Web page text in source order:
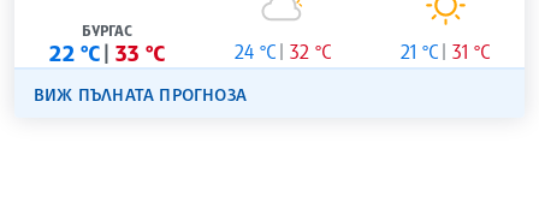
БУРГАС
22 °C 33 °C 24 °C 32 °C 21 °C 31 °C
ВИЖ ПЪЛНАТА ПРОГНОЗА